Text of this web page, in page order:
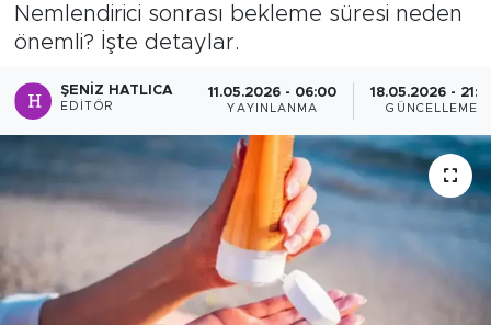
Nemlendirici sonrası bekleme süresi neden
önemli? İşte detaylar.
ŞENIZ HATLICA
EDITÖR
11.05.2026 - 06:00
YAYINLANMA
18.05.2026 -
GÜNCELLEME
Sağlık
Spor
Son Dakika Haberleri